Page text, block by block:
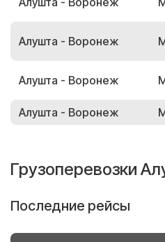
Алушта - Воронеж
Алушта - Воронеж
Алушта - Воронеж
Грузоперевозки
Последние рейсы